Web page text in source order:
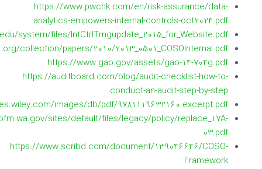
https://www.pwchk.com/en/risk-assurance/data-
analytics-empowers-internal-controls-oct2024.pdf
system/files/IntCtrlTrngupdate_2015_for_Website.pdf
collection/papers/2010/2013_0501_COSOInternal.pdf
https://www.gao.gov/assets/gao-14-704g.pdf
https://auditboard.com/blog/audit-checklist-how-to-
conduct-an-audit-step-by-step
images/db/pdf/9781119632160.excerpt.pdf
sites/default/files/legacy/policy/replace_17A-
03.pdf
https://www.scribd.com/document/139046646/COSO-
Framework